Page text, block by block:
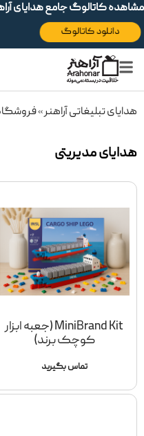
مشاهده کاتالوگ جامع هدایای آراهنر
دانلود کاتالوگ
هدایای تبلیغاتی آراهنر»
هدایای مدیریتی
MiniBrand Kit (جعبه ابزار
کوچک برند)
تماس بگیرید